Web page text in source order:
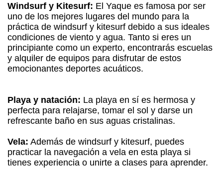
Windsurf y Kitesurf: El Yaque es famosa por ser
uno de los mejores lugares del mundo para la
práctica de windsurf y kitesurf debido a sus ideales
condiciones de viento y agua. Tanto si eres un
principiante como un experto, encontrarás escuelas
y alquiler de equipos para disfrutar de estos
emocionantes deportes acuáticos.
Playa y natación: La playa en sí es hermosa y
perfecta para relajarse, tomar el sol y darse un
refrescante baño en sus aguas cristalinas.
Vela: Además de windsurf y kitesurf, puedes
practicar la navegación a vela en esta playa si
tienes experiencia o unirte a clases para aprender.